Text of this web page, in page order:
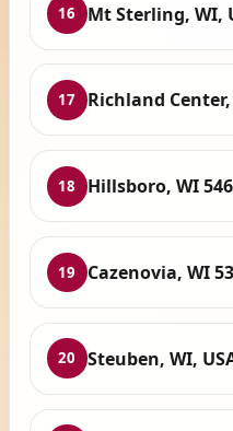
16 Mt Sterling, WI,
17 Richland Center,
18 Hillsboro, WI
19 Cazenovia, WI
20 Steuben, WI,